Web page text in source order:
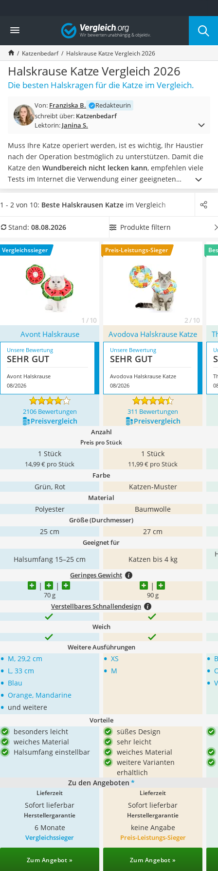
Die beliebtesten Vergleiche nach Kategorie
Drogerie
Inhalator
Haarschneider
Rollator
Braun Rasierer
Katzenklappe (Chip)
Masturbator
Massagepistole
Reisehaartrockner
Eiweißpulver
Magnesiumpräparat
Katzenklappe
Nackenmassagegerät
Zeckenschutz Katze
Philips-Sonicare-Zahnbürste
Mineralfutter Pferd
Massagegerät
Vergleich
Katzenbedarf Halskrause Katze Vergleich 2026
Halskrause Katze Vergleich 2026
Die besten Halskragen für die Katze im Vergleich.
Von: Franziska B.
Redakteurin
schreibt über: Katzenbedarf
Lektorin: Janina S.
Muss Ihre Katze operiert werden, ist es wichtig, Ihr Haustier
nach der Operation bestmöglich zu unterstützen. Damit die
Katze den Wundbereich nicht lecken kann, empfehlen viele
Tests im Internet die Verwendung einer geeigneten
Halskrausefür die Katze. Diese sind in verschiedenen Größen
und Farben erhältlich. Wählen Sie jetzt aus unserer
Ihrem Haustier einen möglichst hohen Komfort bieten zu
das ModellAvont Halskrause* mit seinen Eigenschaften.
1 - 2 von 10: Beste Halskrausen Katze im Vergleich
Stand: 08.08.2026 Produkte filtern
Vergleichssieger
1 / 10
Preis-Leistungs-Sieger
2 / 10
Avont Halskrause Avodova Halskrause Katze
Unsere Bewertung
SEHR GUT
Avont Halskrause
08/2026
Unsere Bewertung
SEHR GUT
Avodova Halskrause Katze
08/2026
2106 Bewertungen 311 Bewertungen
Preis­vergleich Preis­vergleich
Anzahl
Preis pro Stück
1 Stück
14,99 € pro Stück
1 Stück
11,99 € pro Stück
Farbe
Grün, Rot Katzen-Muster
Material
Polyester Baumwolle
Größe (Durchmesser)
25 cm 27 cm
Geeignet für
Halsumfang 15–25 cm Katzen bis 4 kg
Geringes Gewicht
‎70 g 90 g
Verstellbares Schnallendesign
Weich
Weitere Ausführungen
• M, 29,2 cm
• L, 33 cm
• Blau
• Orange, Mandarine
• und weitere
• XS
• M
•
•
•
Vorteile
besonders leicht
weiches Material
Halsumfang einstellbar
süßes Design
sehr leicht
weiches Material
weitere Varianten
erhältlich
Zu den Angeboten *
Lieferzeit
Sofort lieferbar
Lieferzeit
Sofort lieferbar
Herstellergarantie
6 Monate
Herstellergarantie
keine Angabe
Vergleichssieger
Zum Angebot »
Preis-Leistungs-Sieger
Zum Angebot »